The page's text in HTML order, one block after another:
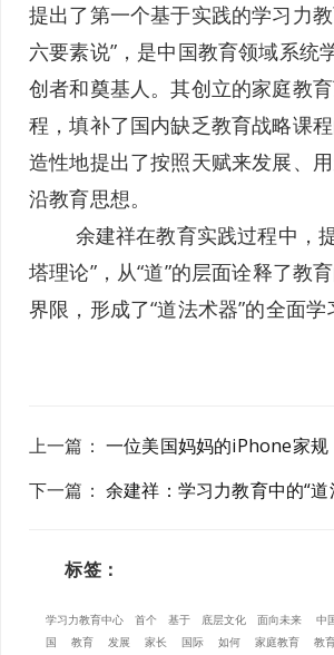
提出了第一个基于实践的学习力
六要素说”，是中国教育领域系统
创者和奠基人。其创立的家庭教
程，填补了国内缺乏教育战略课
造性地提出了按照天赋来发展、
沿教育思想。
余建祥在教育实践过程中，提
塔理论”，从“道”的层面诠释了教
界限，形成了“道法术器”的全面学
上一篇 ：一位美国妈妈的iPhone家规
下一篇 ：余建祥：学习力教育中的“道
标签：
学习力教育中心 首个 基于 底层文化 面向未来 中
国
教育 发展 家长 国际 如何 家庭教育 教